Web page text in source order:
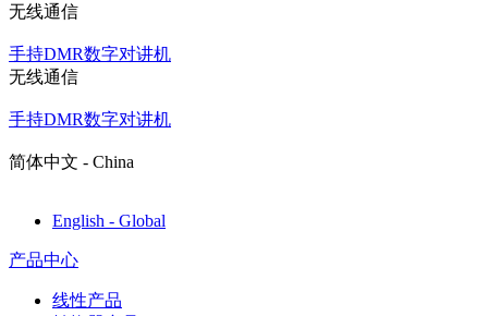
无线通信
手持DMR数字对讲机
无线通信
手持DMR数字对讲机
简体中文 - China
English - Global
产品中心
线性产品